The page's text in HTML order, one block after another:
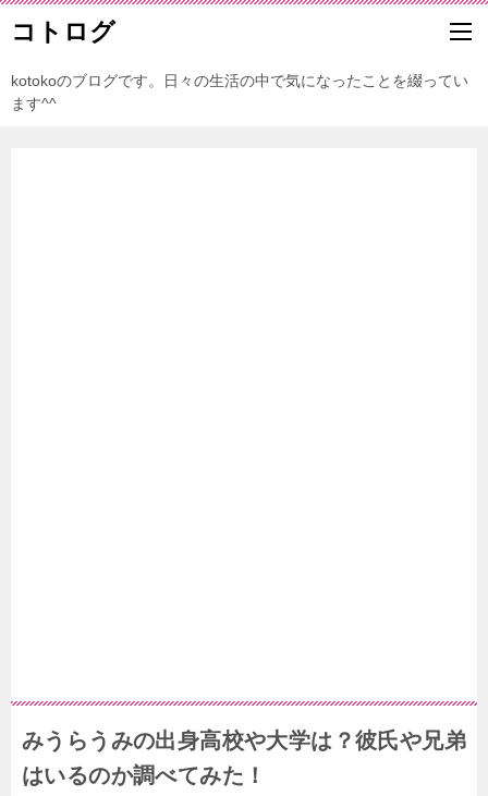
コトログ
kotokoのブログです。日々の生活の中で気になったことを綴ってい
ます^^
みうらうみの出身高校や大学は？彼氏や兄弟
はいるのか調べてみた！